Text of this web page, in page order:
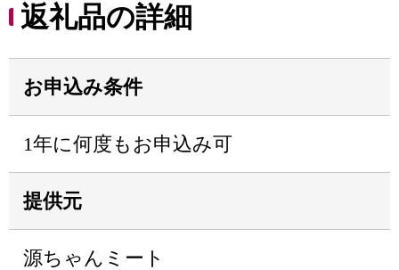
返礼品の詳細
お申込み条件
1年に何度もお申込み可
提供元
源ちゃんミート